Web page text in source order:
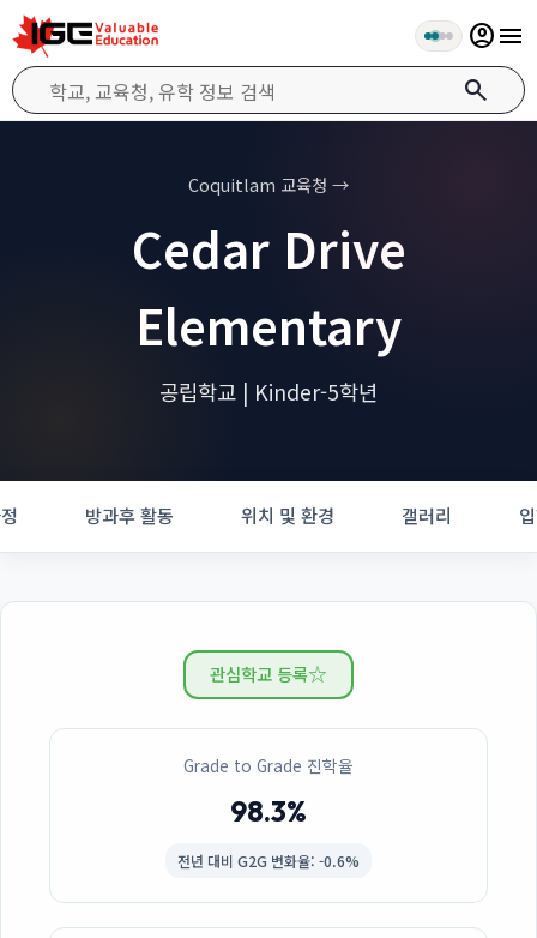
search
account_circlemenu
Coquitlam 교육청 →
Cedar Drive
Elementary
공립학교 | Kinder-5학년
방과후 활동 위치 및 환경 갤러리
관심학교 등록☆
Grade to Grade 진학율
98.3%
전년 대비 G2G 변화율: -0.6%